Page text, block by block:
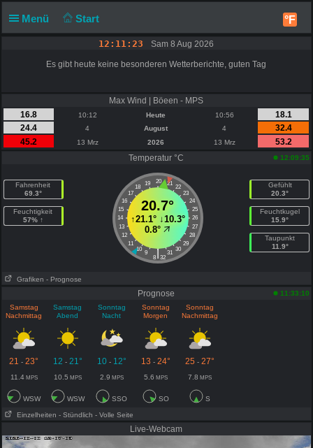
Menü Start °F
12:11:24 Sam 8 Aug 2026
Es gibt heute keine besonderen Wetterberichte, guten Tag
Max Wind | Böeen - MPS
16.8
10:12 Heute 10:56
18.1
24.4
4 August 4
32.4
45.2
13 Mrz 2026 13 Mrz
53.2
Temperatur °C
12:09:35
Fahrenheit
69.3°
Feuchtigkeit
57% ↑
20
19 21
18
22
17
23
16
24
15
25
14
26
13
27
12
28
11
29
10
30
9 31
|
8 32
20.7°
↑21.1°↓10.3°
0.8°
Gefühlt
20.3°
Feuchtkugel
15.9°
Taupunkt
11.9°
Grafiken - Prognose
Prognose
11:33:10
Samstag
Nachmittag
Samstag
Abend
Sonntag
Nacht
Sonntag
Morgen
Sonntag
Nachmittag
21 -23° 12 - 21° 10- 12° 13 - 24° 25 - 27°
11.4MPS 10.5 MPS 2.9 MPS 5.6 MPS 7.8 MPS
WSW WSW SSO SO S
Einzelheiten - Stündlich - Volle Seite
Live-Webcam